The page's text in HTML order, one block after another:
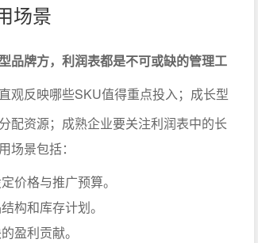
场景
品牌方，利润表都是不可或缺的管理工
观反映哪些SKU值得重点投入；成长型
配资源；成熟企业要关注利润表中的长
景包括：
价格与推广预算。
构和库存计划。
盈利贡献。